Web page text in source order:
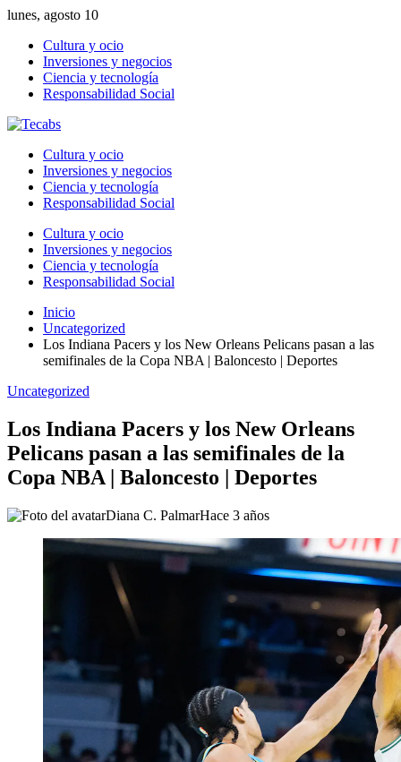
lunes, agosto 10
Cultura y ocio
Inversiones y negocios
Ciencia y tecnología
Responsabilidad Social
Cultura y ocio
Inversiones y negocios
Ciencia y tecnología
Responsabilidad Social
Cultura y ocio
Inversiones y negocios
Ciencia y tecnología
Responsabilidad Social
Inicio
Uncategorized
Los Indiana Pacers y los New Orleans Pelicans pasan a las
semifinales de la Copa NBA | Baloncesto | Deportes
Uncategorized
Los Indiana Pacers y los New Orleans
Pelicans pasan a las semifinales de la
Copa NBA | Baloncesto | Deportes
Diana C. PalmarHace 3 años